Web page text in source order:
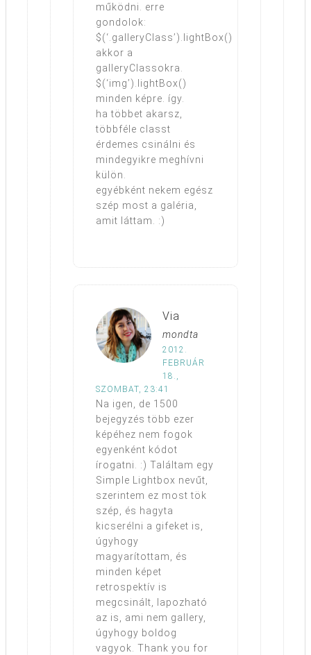
működni. erre
gondolok:
$(‘.galleryClass’).lightBox()
akkor a
galleryClassokra.
$(‘img’).lightBox()
minden képre. így.
ha többet akarsz,
többféle classt
érdemes csinálni és
mindegyikre meghívni
külön.
egyébként nekem egész
szép most a galéria,
amit láttam. :)
Via
mondta
2012.
FEBRUÁR
18.,
SZOMBAT, 23:41
Na igen, de 1500
bejegyzés több ezer
képéhez nem fogok
egyenként kódot
írogatni. :) Találtam egy
Simple Lightbox nevűt,
szerintem ez most tök
szép, és hagyta
kicserélni a gifeket is,
úgyhogy
magyarítottam, és
minden képet
retrospektív is
megcsinált, lapozható
az is, ami nem gallery,
úgyhogy boldog
vagyok. Thank you for